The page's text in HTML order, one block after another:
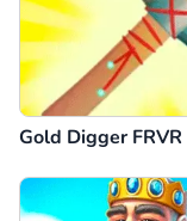
Gold Digger FRVR